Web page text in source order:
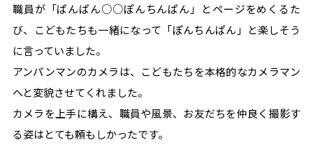
職員が「ぱんぱん○○ぽんちんぱん」とページをめくるた
び、こどもたちも一緒になって「ぽんちんぱん」と楽しそう
に言っていました。
アンパンマンのカメラは、こどもたちを本格的なカメラマン
へと変貌させてくれました。
カメラを上手に構え、職員や風景、お友だちを仲良く撮影す
る姿はとても頼もしかったです。